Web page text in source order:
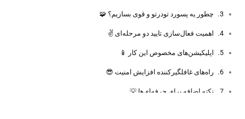
چطور یه پسورد تودرتو و قوی بسازیم؟ 🧩
اهمیت فعال‌سازی تایید دو مرحله‌ای ✌️
اپلیکیشن‌های مخصوص این کار 📱
راه‌های غافلگیرکننده افزایش امنیت 😎
نکته اضافه برای حرفه‌ای‌ها 💡